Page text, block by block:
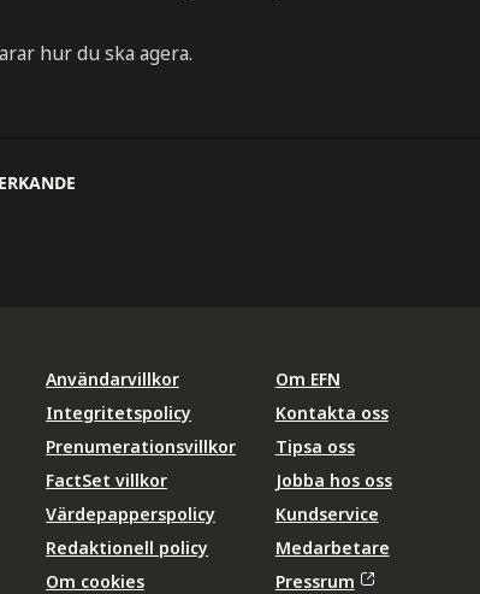
hur du ska agera.
Användarvillkor
Integritetspolicy
Prenumerationsvillkor
FactSet villkor
Värdepapperspolicy
Redaktionell policy
Om cookies
Om EFN
Kontakta oss
Tipsa oss
Jobba hos oss
Kundservice
Medarbetare
Pressrum